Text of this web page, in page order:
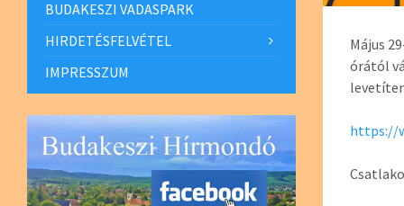
Május
órától
https://
BUDAKESZI VADASPARK
HIRDETÉSFELVÉTEL
IMPRESSZUM